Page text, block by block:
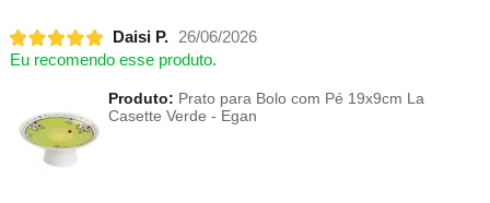
Daisi P. 26/06/2026
Eu recomendo esse produto.
Produto: Prato para Bolo com Pé 19x9cm La
Casette Verde - Egan